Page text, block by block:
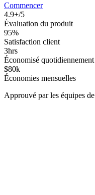
Commencer
4.9+/5
Évaluation du produit
95%
Satisfaction client
3hrs
Économisé quotidiennement
$80k
Économies mensuelles
Approuvé par les équipes de